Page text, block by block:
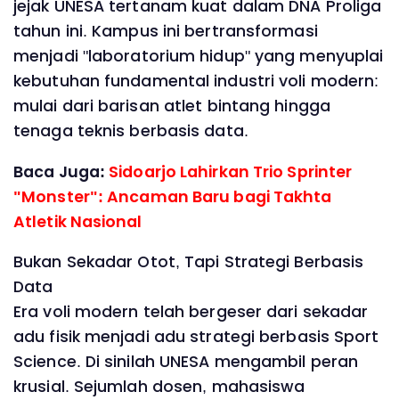
jejak UNESA tertanam kuat dalam DNA Proliga
tahun ini. Kampus ini bertransformasi
menjadi "laboratorium hidup" yang menyuplai
kebutuhan fundamental industri voli modern:
mulai dari barisan atlet bintang hingga
tenaga teknis berbasis data.
Baca Juga: Sidoarjo Lahirkan Trio Sprinter
"Monster": Ancaman Baru bagi Takhta
Atletik Nasional
Bukan Sekadar Otot, Tapi Strategi Berbasis
Data
Era voli modern telah bergeser dari sekadar
adu fisik menjadi adu strategi berbasis Sport
Science. Di sinilah UNESA mengambil peran
krusial. Sejumlah dosen, mahasiswa